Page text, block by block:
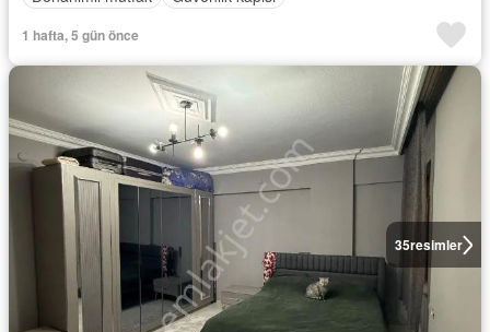
1 hafta, 5 gün önce
35resimler